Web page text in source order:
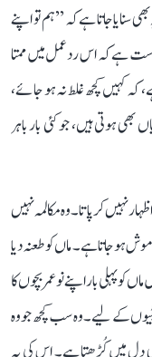
سنایا جاتا ہے کہ ’’ہم تو اپنے
ہے کہ اس ردعمل میں ممتا
کہ کہیں کچھ غلط نہ ہو جائے،
ہوتی ہیں، جو کئی بار باہر
نہیں کر پاتا۔ وہ مکالمہ نہیں
ہو جاتا ہے۔ ماں کو طعنہ دیا
پہلی بار اپنے نو عمر بچوں کا
کے لیے۔ وہ سب کچھ جو وہ